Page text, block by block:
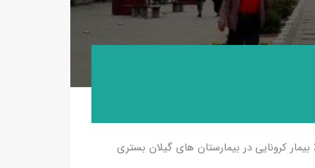
آبتین حیدرزاده در جمع خبرنگاران اظهار داشت: در حال حاضر 291 بیمار کرونایی در بیمارستان های گیلان بستری